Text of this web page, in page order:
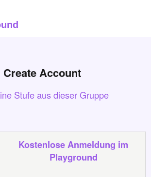
Create Account
Stufe aus dieser Gruppe
Kostenlose Anmeldung im
Playground